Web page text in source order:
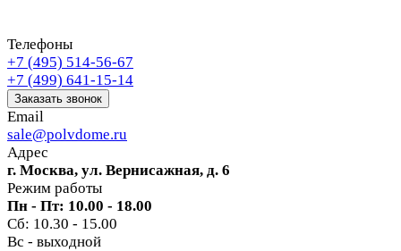
Телефоны
+7 (495) 514-56-67
+7 (499) 641-15-14
Заказать звонок
Email
sale@polvdome.ru
Адрес
г. Москва, ул. Вернисажная, д. 6
Режим работы
Пн - Пт: 10.00 - 18.00
Сб: 10.30 - 15.00
Вс - выходной